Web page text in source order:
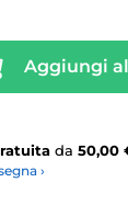
Aggiungi
da 50,00
›